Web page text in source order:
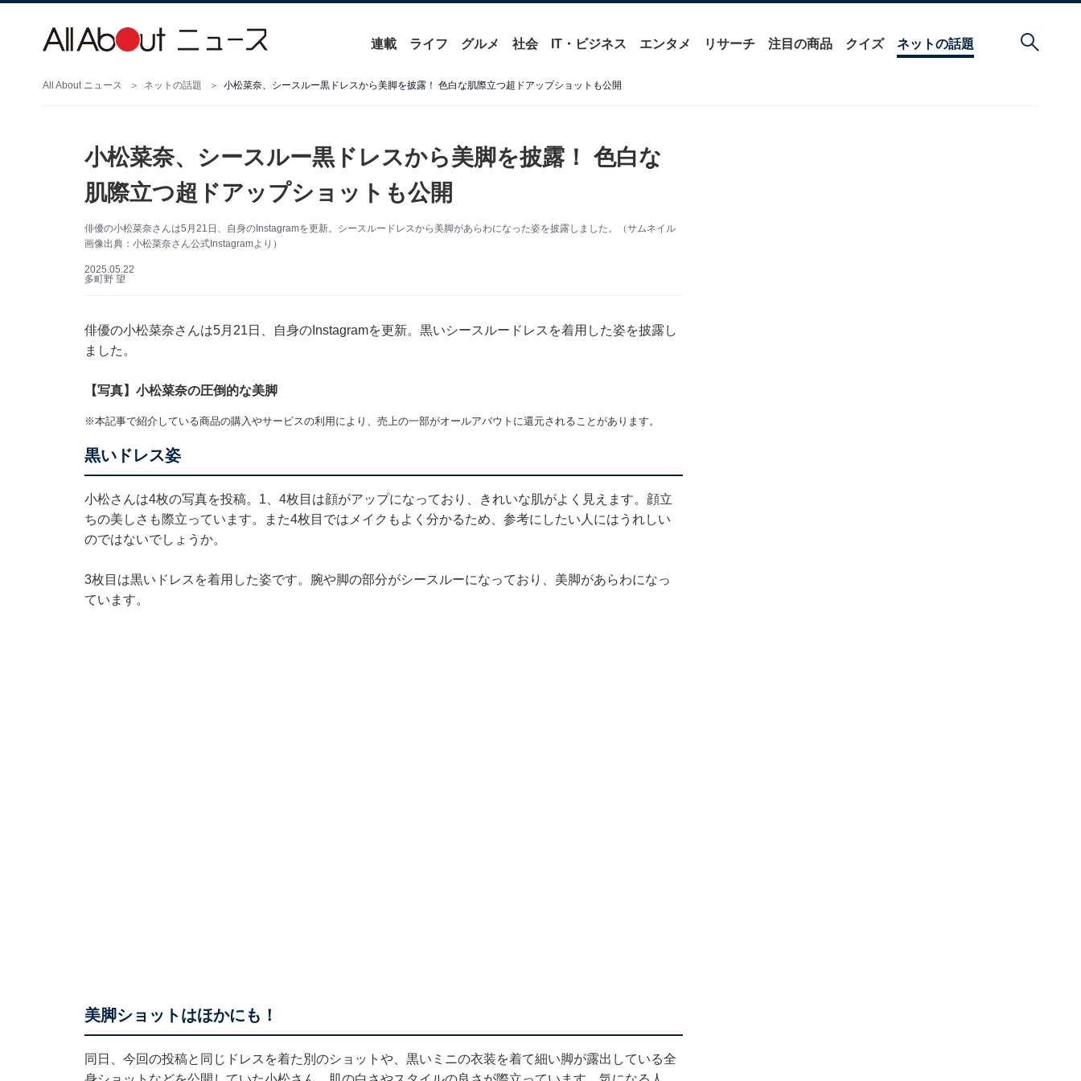
連載 ライフ グルメ 社会 IT・ビジネス エンタメ リサーチ 注目の商品 クイズ ネットの話題
All About ニュース ネットの話題 小松菜奈、シースルー黒ドレスから美脚を披露！ 色白な肌際立つ超ドアップショットも公開
小松菜奈、シースルー黒ドレスから美脚を披露！ 色白な
肌際立つ超ドアップショットも公開
俳優の小松菜奈さんは5月21日、自身のInstagramを更新。シースルードレスから美脚があらわになった姿を披露しました。（サムネイル
画像出典：小松菜奈さん公式Instagramより）
2025.05.22
多町野 望
俳優の小松菜奈さんは5月21日、自身のInstagramを更新。黒いシースルードレスを着用した姿を披露し
ました。
【写真】小松菜奈の圧倒的な美脚
※本記事で紹介している商品の購入やサービスの利用により、売上の一部がオールアバウトに還元されることがあります。
黒いドレス姿
小松さんは4枚の写真を投稿。1、4枚目は顔がアップになっており、きれいな肌がよく見えます。顔立
ちの美しさも際立っています。また4枚目ではメイクもよく分かるため、参考にしたい人にはうれしい
のではないでしょうか。
3枚目は黒いドレスを着用した姿です。腕や脚の部分がシースルーになっており、美脚があらわになっ
ています。
美脚ショットはほかにも！
同日、今回の投稿と同じドレスを着た別のショットや、黒いミニの衣装を着て細い脚が露出している全